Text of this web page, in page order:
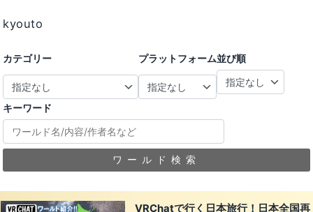
kyouto
カテゴリー プラットフォーム並び順
キーワード
ワールド検索
VRChatで行く日本旅行！日本全国再